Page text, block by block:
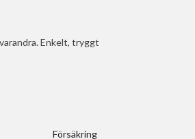
Enkelt, tryggt
Försäkring